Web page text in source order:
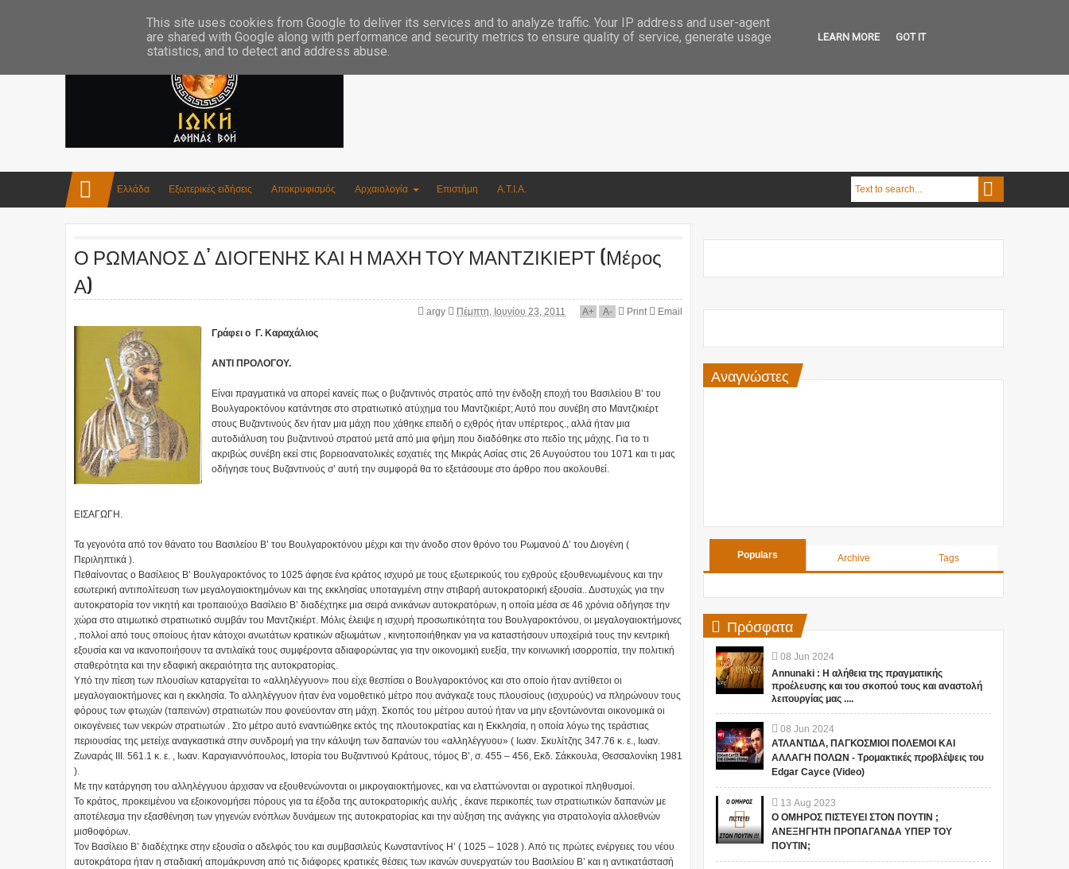
Ελλάδα Εξωτερικές ειδήσεις Αποκρυφισμός Αρχαιολογία Επιστήμη Α.Τ.Ι.Α.
Ο ΡΩΜΑΝΟΣ Δ’ ΔΙΟΓΕΝΗΣ ΚΑΙ Η ΜΑΧΗ ΤΟΥ ΜΑΝΤΖΙΚΙΕΡΤ (Μέρος
Α)
argy Πέμπτη, Ιουνίου 23, 2011 A+ A- Print
Email
Γράφει ο Γ. Καραχάλιος
ΑΝΤΙ ΠΡΟΛΟΓΟΥ.
Είναι πραγματικά να απορεί κανείς πως ο βυζαντινός στρατός από την ένδοξη εποχή του Βασιλείου Β’ του
Βουλγαροκτόνου κατάντησε στο στρατιωτικό ατύχημα του Μαντζικιέρτ; Αυτό που συνέβη στο Μαντζικιέρτ
στους Βυζαντινούς δεν ήταν μια μάχη που χάθηκε επειδή ο εχθρός ήταν υπέρτερος., αλλά ήταν μια
αυτοδιάλυση του βυζαντινού στρατού μετά από μια φήμη που διαδόθηκε στο πεδίο της μάχης. Για το τι
ακριβώς συνέβη εκεί στις βορειοανατολικές εσχατιές της Μικράς Ασίας στις 26 Αυγούστου του 1071 και τι μας
οδήγησε τους Βυζαντινούς σ’ αυτή την συμφορά θα το εξετάσουμε στο άρθρο που ακολουθεί.
ΕΙΣΑΓΩΓΗ.
Τα γεγονότα από τον θάνατο του Βασιλείου Β’ του Βουλγαροκτόνου μέχρι και την άνοδο στον θρόνο του Ρωμανού Δ’ του Διογένη (
Περιληπτικά ).
Πεθαίνοντας ο Βασίλειος Β’ Βουλγαροκτόνος το 1025 άφησε ένα κράτος ισχυρό με τους εξωτερικούς του εχθρούς εξουθενωμένους και την
εσωτερική αντιπολίτευση των μεγαλογαιοκτημόνων και της εκκλησίας υποταγμένη στην στιβαρή αυτοκρατορική εξουσία.. Δυστυχώς για την
αυτοκρατορία τον νικητή και τροπαιούχο Βασίλειο Β’ διαδέχτηκε μια σειρά ανικάνων αυτοκρατόρων, η οποία μέσα σε 46 χρόνια οδήγησε την
χώρα στο ατιμωτικό στρατιωτικό συμβάν του Μαντζικιέρτ. Μόλις έλειψε η ισχυρή προσωπικότητα του Βουλγαροκτόνου, οι μεγαλογαιοκτήμονες
, πολλοί από τους οποίους ήταν κάτοχοι ανωτάτων κρατικών αξιωμάτων , κινητοποιήθηκαν για να καταστήσουν υποχείριά τους την κεντρική
εξουσία και να ικανοποιήσουν τα αντιλαϊκά τους συμφέροντα αδιαφορώντας για την οικονομική ευεξία, την κοινωνική ισορροπία, την πολιτική
σταθερότητα και την εδαφική ακεραιότητα της αυτοκρατορίας.
Υπό την πίεση των πλουσίων καταργείται το «αλληλέγγυον» που είχε θεσπίσει ο Βουλγαροκτόνος και στο οποίο ήταν αντίθετοι οι
μεγαλογαιοκτήμονες και η εκκλησία. Το αλληλέγγυον ήταν ένα νομοθετικό μέτρο που ανάγκαζε τους πλουσίους (ισχυρούς) να πληρώνουν τους
φόρους των φτωχών (ταπεινών) στρατιωτών που φονεύονταν στη μάχη. Σκοπός του μέτρου αυτού ήταν να μην εξοντώνονται οικονομικά οι
οικογένειες των νεκρών στρατιωτών . Στο μέτρο αυτό εναντιώθηκε εκτός της πλουτοκρατίας και η Εκκλησία, η οποία λόγω της τεράστιας
περιουσίας της μετείχε αναγκαστικά στην συνδρομή για την κάλυψη των δαπανών του «αλληλέγγυου» ( Ιωαν. Σκυλίτζης 347.76 κ. ε., Ιωαν.
Ζωναράς ΙΙΙ. 561.1 κ. ε. , Ιωαν. Καραγιαννόπουλος, Ιστορία του Βυζαντινού Κράτους, τόμος Β’, σ. 455 – 456, Εκδ. Σάκκουλα, Θεσσαλονίκη 1981
).
Με την κατάργηση του αλληλέγγυου άρχισαν να εξουθενώνονται οι μικρογαιοκτήμονες, και να ελαττώνονται οι αγροτικοί πληθυσμοί.
Το κράτος, προκειμένου να εξοικονομήσει πόρους για τα έξοδα της αυτοκρατορικής αυλής , έκανε περικοπές των στρατιωτικών δαπανών με
αποτέλεσμα την εξασθένηση των γηγενών ενόπλων δυνάμεων της αυτοκρατορίας και την αύξηση της ανάγκης για στρατολογία αλλοεθνών
μισθοφόρων.
Τον Βασίλειο Β’ διαδέχτηκε στην εξουσία ο αδελφός του και συμβασιλεύς Κωνσταντίνος Η’ ( 1025 – 1028 ). Από τις πρώτες ενέργειες του νέου
αυτοκράτορα ήταν η σταδιακή απομάκρυνση από τις διάφορες κρατικές θέσεις των ικανών συνεργατών του Βασιλείου Β’ και η αντικατάστασή
Αναγνώστες
Populars Archive Tags
Πρόσφατα
08 Jun 2024
Annunaki : Η αλήθεια της πραγματικής
προέλευσης και του σκοπού τους και αναστολή
λειτουργίας μας ....
08 Jun 2024
ΑΤΛΑΝΤΙΔΑ, ΠΑΓΚΟΣΜΙΟΙ ΠΟΛΕΜΟΙ ΚΑΙ
ΑΛΛΑΓΗ ΠΟΛΩΝ - Τρομακτικές προβλέψεις του
Edgar Cayce (Video)
13 Aug 2023
Ο ΟΜΗΡΟΣ ΠΙΣΤΕΥΕΙ ΣΤΟΝ ΠΟΥΤΙΝ ;
ΑΝΕΞΗΓΗΤΗ ΠΡΟΠΑΓΑΝΔΑ ΥΠΕΡ ΤΟΥ
ΠΟΥΤΙΝ;
This site uses cookies from Google to deliver its services and to analyze traffic. Your IP address and user-agent
are shared with Google along with performance and security metrics to ensure quality of service, generate usage
statistics, and to detect and address abuse.
LEARN MORE GOT IT